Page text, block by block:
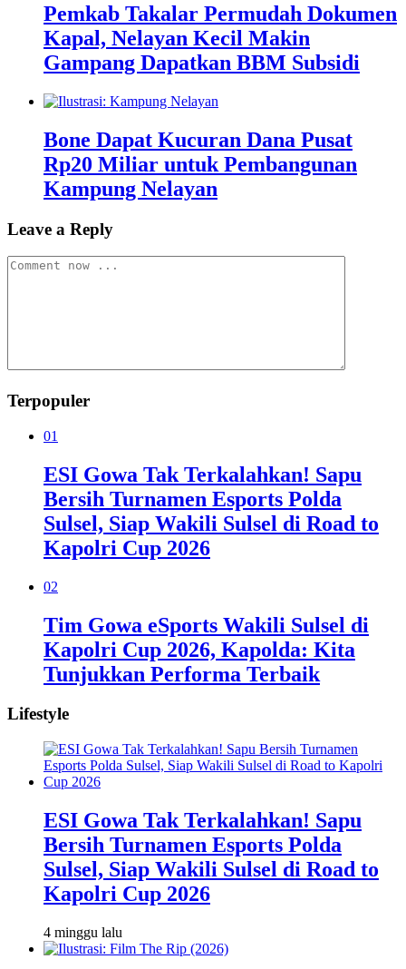
Pemkab Takalar Permudah Dokumen
Kapal, Nelayan Kecil Makin
Gampang Dapatkan BBM Subsidi
Bone Dapat Kucuran Dana Pusat
Rp20 Miliar untuk Pembangunan
Kampung Nelayan
Leave a Reply
Terpopuler
01
ESI Gowa Tak Terkalahkan! Sapu
Bersih Turnamen Esports Polda
Sulsel, Siap Wakili Sulsel di Road to
Kapolri Cup 2026
02
Tim Gowa eSports Wakili Sulsel di
Kapolri Cup 2026, Kapolda: Kita
Tunjukkan Performa Terbaik
Lifestyle
ESI Gowa Tak Terkalahkan! Sapu
Bersih Turnamen Esports Polda
Sulsel, Siap Wakili Sulsel di Road to
Kapolri Cup 2026
4 minggu lalu